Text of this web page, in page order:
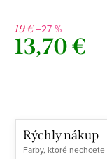
19 €–27 %
13,70 €
Rýchly nákup
Farby, ktoré